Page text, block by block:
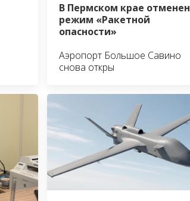
В Пермском крае отменен
режим «Ракетной
опасности»
Аэропорт Большое Савино
снова откры